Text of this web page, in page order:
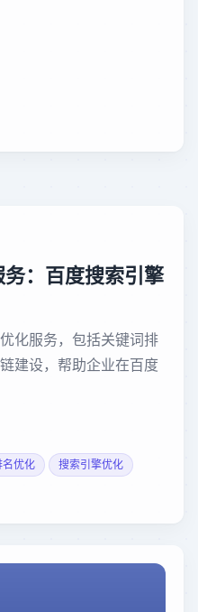
：百度搜索引擎
化服务，包括关键词排
建设，帮助企业在百度
名优化
搜索引擎优化